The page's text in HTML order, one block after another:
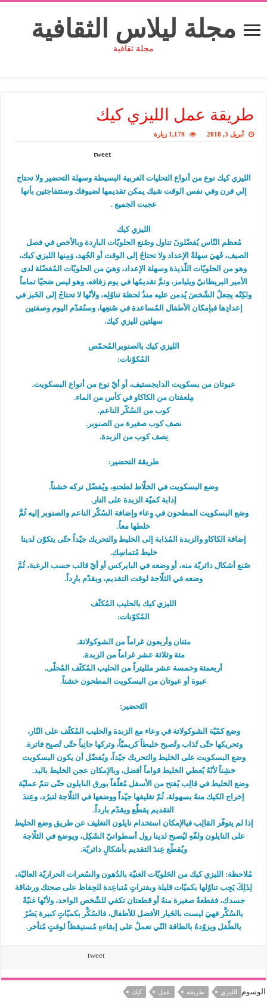
مجلة ليلاس الثقافية
مجلة ثقافية
طريقة عمل الليزي كيك
أبريل 3, 2018 1,179 زيارة
tweet
الليزي كيك نوع من أنواع التحليات الغربية البسيطة وسهلة التحضير ولا تحتاج
إلي فرن وفي نفس الوقت شيك يمكن تقديمها لضيوفك وستتفاجئين بأنها
عجبت الجميع .
الليزي كيك
مُعظم النّاس يُفضّلونَ تناول وصُنع الحلويّات البارِدة وبالأخص في فصل
الصيف، فَهيَ سهلةُ الإعداد ولا تحتاجُ إلى الوقت أو الجُهد، وَمِنها الليزي كيك،
وهو من الحلويّات اللّذيذة وسهلة الإعداد، وَهيَ من الحلويّات المُفضّلة لدى
الأمير البريطانيّ ويليامز، وتمَّ تقديمُها في يوم زفافه، وهو ليس صَحيّا تماماً
ولكِنّه يجعلُ الشّخصَ يُدمن عليه منذُ لحظة تناوُلِه، ولأنّها لا تحتاجُ إلى الخَبز في
إعدادِها فبإمكان الأطفال المُساعدة في صُنعِها، وسنُقدّم اليوم وصفتين
سهلتين لليزي كيك.
الليزي كيك بالصنوبرالمُحمّص
المُكوّنات:
عبوتان من بسكويت الدايجستيف، أو أيّ نوع من أنواع البسكويت.
مِلعقتان من الكاكاو في كأس من الماء.
كوب من السُكّر الناعم.
نصف كوب صغيرة من الصنوبر.
نِصف كوب من الزبدة.
طريقة التحضير:
وضع البسكويت في الخلّاط لطحنهِ، ويُفضّل تركه خشناً.
إذابة كميّة الزبدة على النار.
وضع البسكويت المطحون في وِعاء وإضافة السُكّر الناعم والصنوبر إليه ثُمَّ
خلطها معاً.
إضافة الكاكاو والزبدة المُذابة إلى الخليط والتحريك جيّداً حتّى يتكوّن لدينا
خليط مُتماسِك.
صُنع أشكال دائريّة منه، أو وضعه في البايركس أو أيّ قالب حسب الرغبة، ثُمَّ
وضعه في الثلّاجة لوقت التقديم، ويقدّم بارِداً.
الليزي كيك بالحليب المُكثّف
المُكوّنات:
مئتان وأربعون غراماً من الشوكولاتة.
مئة وثلاثة عشر غراماً من الزبدة.
أربعمئة وخمسة عشر ملليتراً من الحليب المُكثّف المُحلّى.
عبوة أو عبوتان من البسكويت المطحون خشناً.
التَحضير:
وضع كمّيّة الشوكولاتة في وعاء مع الزبدة والحليب المُكثّف على النّار،
وتحريكها حتّى تُذاب وتُصبح خليطاً كريميّاً، وتركها جانِباً حتّى تُصبِح فاترة.
وضع البسكويت على الخليط والتحريك جيّداً، ويُفضّل أن يكون البسكويت
خشِناً لأنّهُ يُعطي الخليط قواماً أفضل، وبالإمكان عجن الخليط باليد.
وضع الخليط في قالِب يُفتح من الأسفل مُغلّفاً بورق النايلون حتّى تتمّ عمليّة
إخراج الكيك منهُ بسهولة، ثُمّ تغليفها جيّداً ووضعها في الثلّاجة لتبرُد، وعِندَ
التقديم يقطّع ويقدّم بارداً.
إذا لم يتوفّر القالِب فبالإمكان استخدام نايلون التغليف عن طريق وضع الخليط
على النايلون ولفّهِ ليُصبح لدينا رول أسطوانيّ الشَكِل، ويوضع في الثلّاجة
ويُقطّع عِندَ التقديم بأشكالٍ دائريّة.
مُلاحظة: الليزي كيك من الحَلويّات الغنيّة بالدُهون والسُعرات الحراريّة العاليّة،
لِذَلِكَ يَجِب تناوُلها بكميّات قليلة وبفتراتٍ مُتباعِدة للحِفاظ على صحتك ورشاقة
جسدك، فقطعةٌ صغيرة منهُ أو قطعتان تكفي للشّخص الواحد، ولأنّها غنيّةٌ
بالسُكَّر فهيَ ليست بالخَيار الأفضل للأطفال، فالسُكَّر بكميّاتٍ كبيرة يَضُرُ
بالطّفل ويزوّدهُ بالطاقة التّي تعملُ على إبقاءهِ مُستيقظاً لوقتٍ مُتأخر.
tweet
الوسوم الليزي طريقة عمل كيك